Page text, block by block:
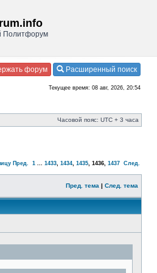
Политфорум
форум Расширенный поиск
Текущее время: 08 авг, 2026, 20:54
Часовой пояс: UTC + 3 часа
Пред. 1 ... 1433, 1434, 1435, 1436, 1437 След.
Пред. тема | След. тема